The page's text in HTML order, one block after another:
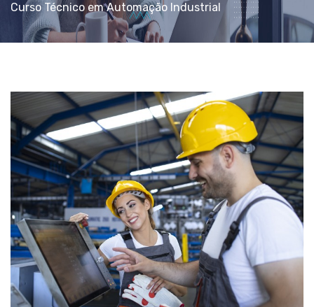
TRANS. IMOBILIÁRIAS(TTI)
Curso Técnico em Automação Industrial